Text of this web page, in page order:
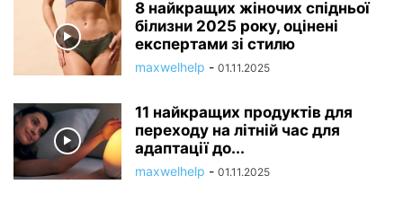
8 найкращих жіночих спідньої
білизни 2025 року, оцінені
експертами зі стилю
maxwelhelp - 01.11.2025
11 найкращих продуктів для
переходу на літній час для
адаптації до...
maxwelhelp - 01.11.2025